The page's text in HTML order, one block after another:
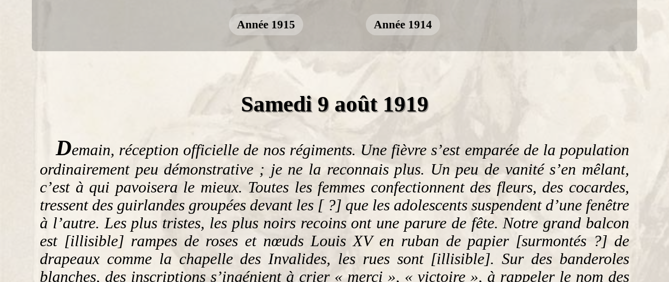
Année 1915 Année 1914
Samedi 9 août 1919
Demain, réception officielle de nos régiments. Une fièvre s’est emparée de la population
ordinairement peu démonstrative ; je ne la reconnais plus. Un peu de vanité s’en mêlant,
c’est à qui pavoisera le mieux. Toutes les femmes confectionnent des fleurs, des cocardes,
tressent des guirlandes groupées devant les [ ?] que les adolescents suspendent d’une fenêtre
à l’autre. Les plus tristes, les plus noirs recoins ont une parure de fête. Notre grand balcon
est [illisible] rampes de roses et nœuds Louis XV en ruban de papier [surmontés ?] de
drapeaux comme la chapelle des Invalides, les rues sont [illisible]. Sur des banderoles
blanches, des inscriptions s’ingénient à crier « merci », « victoire », à rappeler le nom des